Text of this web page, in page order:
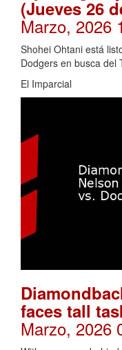
(Jueves 26
Marzo, 2026
Shohei Ohtani está
Dodgers en busca del
El Imparcial
faces tall
Marzo, 2026